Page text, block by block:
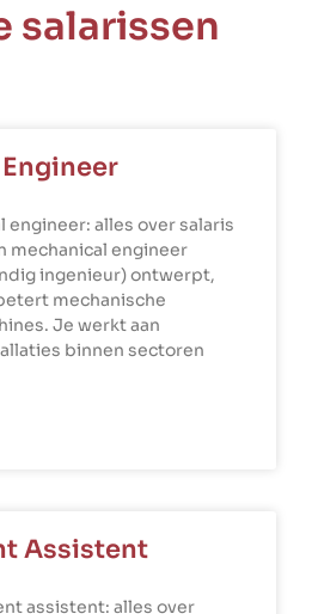
salarissen
engineer: alles over salaris
mechanical engineer
ingenieur) ontwerpt,
mechanische
Je werkt aan
binnen sectoren
Assistent
assistent: alles over